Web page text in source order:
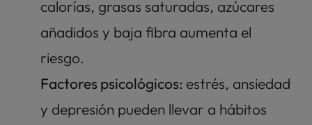
calorías, grasas saturadas, azúcares
añadidos y baja fibra aumenta el
riesgo.
Factores psicológicos: estrés, ansiedad
y depresión pueden llevar a hábitos